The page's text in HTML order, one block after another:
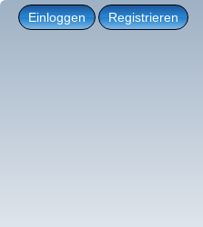
Einloggen Registrieren